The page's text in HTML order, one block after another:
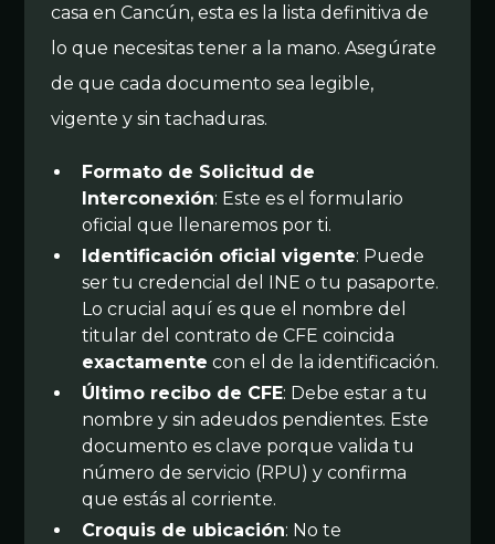
casa en Cancún, esta es la lista definitiva de
lo que necesitas tener a la mano. Asegúrate
de que cada documento sea legible,
vigente y sin tachaduras.
Formato de Solicitud de
Interconexión: Este es el formulario
oficial que llenaremos por ti.
Identificación oficial vigente: Puede
ser tu credencial del INE o tu pasaporte.
Lo crucial aquí es que el nombre del
titular del contrato de CFE coincida
exactamente con el de la identificación.
Último recibo de CFE: Debe estar a tu
nombre y sin adeudos pendientes. Este
documento es clave porque valida tu
número de servicio (RPU) y confirma
que estás al corriente.
Croquis de ubicación: No te